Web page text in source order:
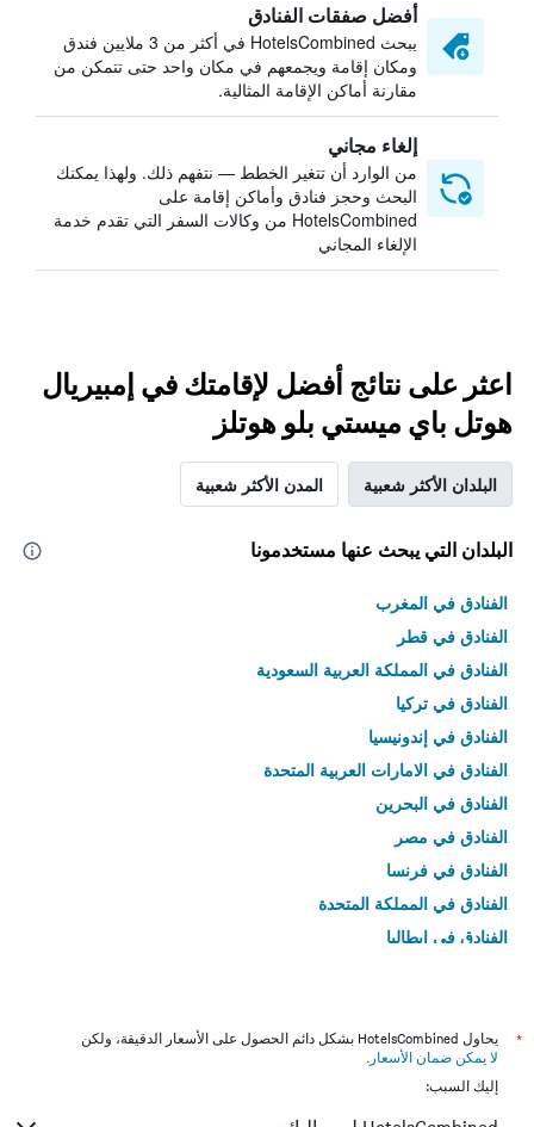
أفضل صفقات الفنادق
يبحث HotelsCombined في أكثر من 3 ملايين فندق
ومكان إقامة ويجمعهم في مكان واحد حتى تتمكن من
مقارنة أماكن الإقامة المثالية.
إلغاء مجاني
من الوارد أن تتغير الخطط — نتفهم ذلك. ولهذا يمكنك
البحث وحجز فنادق وأماكن إقامة على
HotelsCombined من وكالات السفر التي تقدم خدمة
الإلغاء المجاني
اعثر على نتائج أفضل لإقامتك في إمبيريال
هوتل باي ميستي بلو هوتلز
البلدان الأكثر شعبية المدن الأكثر شعبية
البلدان التي يبحث عنها مستخدمونا
الفنادق في المغرب
الفنادق في قطر
الفنادق في المملكة العربية السعودية
الفنادق في تركيا
الفنادق في إندونيسيا
الفنادق في الامارات العربية المتحدة
الفنادق في البحرين
الفنادق في مصر
الفنادق في فرنسا
الفنادق في المملكة المتحدة
الفنادق في إيطاليا
*
يحاول HotelsCombined بشكل دائم الحصول على الأسعار الدقيقة، ولكن
لا يمكن ضمان الأسعار .
إليك السبب: